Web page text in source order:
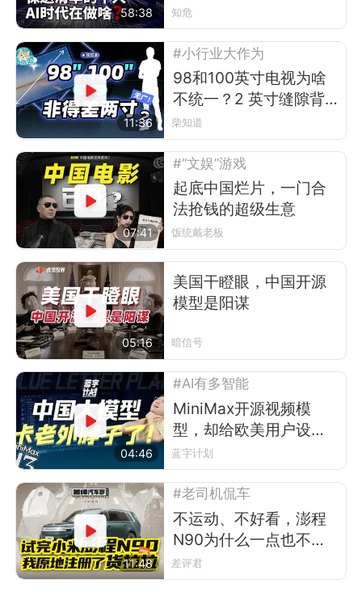
58:38 知危
11:36
#小行业大作为
98和100英寸电视为啥
不统一？2 英寸缝隙背
后的行业故事
柴知道
07:41
#“文娱”游戏
起底中国烂片，一门合
法抢钱的超级生意
饭统戴老板
05:16
美国干瞪眼，中国开源
模型是阳谋
暗信号
04:46
#AI有多智能
MiniMax开源视频模
型，却给欧美用户设了
道门槛
蓝字计划
11:48
#老司机侃车
不运动、不好看，澎程
N90为什么一点也不像
小米？
差评君